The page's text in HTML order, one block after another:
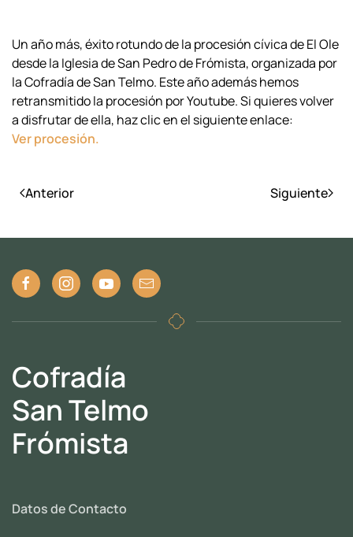
Un año más, éxito rotundo de la procesión cívica de El Ole
desde la Iglesia de San Pedro de Frómista, organizada por
la Cofradía de San Telmo. Este año además hemos
retransmitido la procesión por Youtube. Si quieres volver
a disfrutar de ella, haz clic en el siguiente enlace:
Ver procesión.
Anterior Siguiente
Cofradía
San Telmo
Frómista
Datos de Contacto